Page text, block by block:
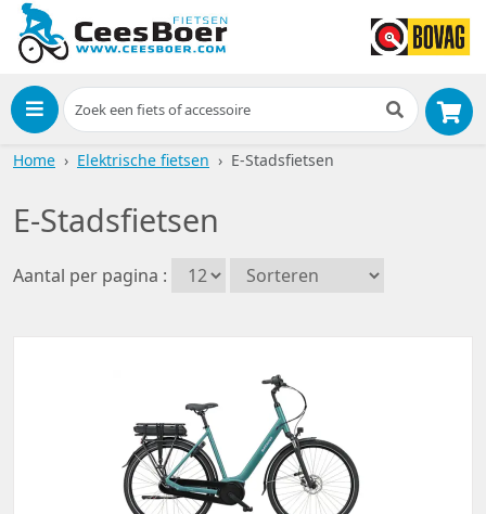
Menu
Home Elektrische fietsen E-Stadsfietsen
Aantal per pagina :
E-Stadsfietsen